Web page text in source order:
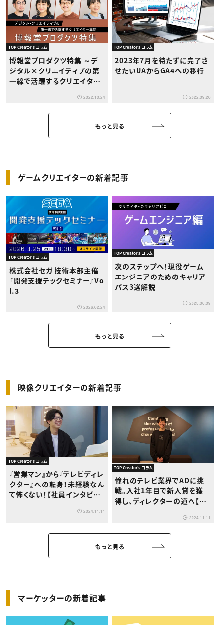
TOP Creator's コラム
博報堂プロダクツ特集 ～デ
ジタル×クリエイティブの第
一線で活躍するクリエイター
2022.10.24
TOP Creator's コラム
2023年7月を待たずに完了さ
せたいUAからGA4への移行
2022.09.20
ゲームクリエイターの新着記事
TOP Creator's コラム
株式会社セガ 技術本部主催
『開発支援テックセミナー』Vo
l.3
2026.02.24
TOP Creator's コラム
次のステップへ！現役ゲーム
エンジニアのためのキャリア
パス3選解説
2025.06.09
映像クリエイターの新着記事
TOP Creator's コラム
『営業マン』から『テレビディレ
クター』への転身！未経験なん
て怖くない！【社員インタビュ
2024.11.11
TOP Creator's コラム
憧れのテレビ業界でADに挑
戦。入社1年目で新人賞を獲
得し、ディレクターの道へ【社
2024.11.11
マーケッターの新着記事